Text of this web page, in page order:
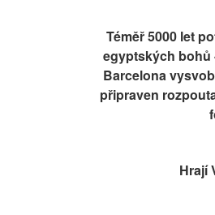
Téměř 5000 let
egyptských bohů
Barcelona
připraven
Hrají